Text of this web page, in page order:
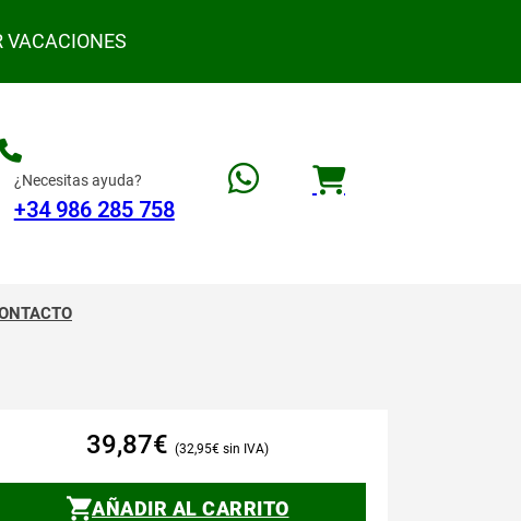
VACACIONES
¿Necesitas ayuda?
+34 986 285 758
39,87€ 32,95€
AÑADIR AL CARRITO